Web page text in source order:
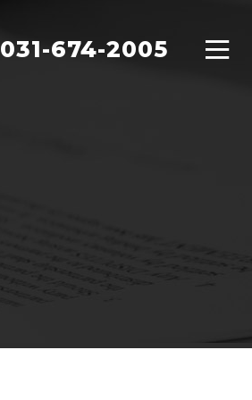
031-674-2005